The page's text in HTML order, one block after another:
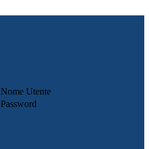
Nome Utente
Password